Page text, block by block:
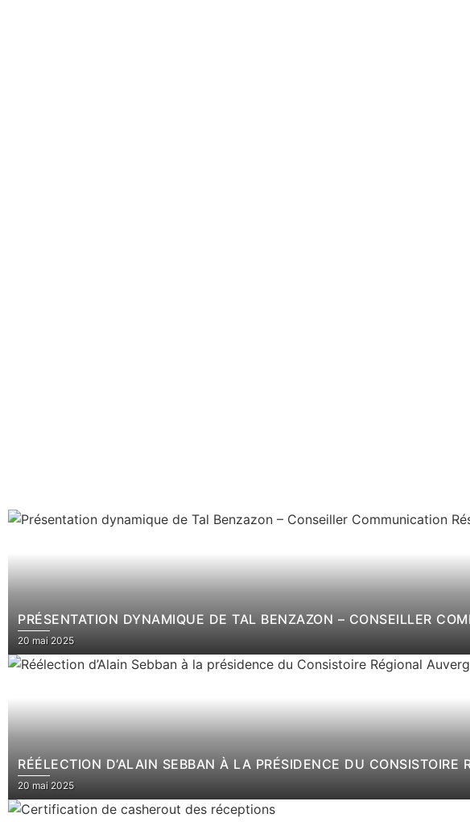
PRÉSENTATION DYNAMIQUE DE TAL BENZAZON – CONSEILLER
20 mai 2025
RÉÉLECTION D’ALAIN SEBBAN À LA PRÉSIDENCE DU CONSISTOIRE
20 mai 2025